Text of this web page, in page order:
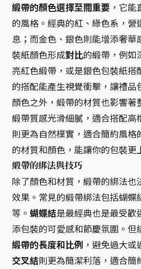
緞帶的顏色選擇至關重要 ，它
的風格。經典的紅、綠色系，營
息；而金色、銀色則能增添奢華
裝紙顏色形成對比的緞帶，例如
亮紅色緞帶，或是銀色包裝紙搭
的搭配能產生視覺衝擊，讓禮品
顏色之外，緞帶的材質也影響著
緞帶質感光滑細膩，適合搭配高
則更為自然樸實，適合簡約風格
的材質和顏色，能讓你的包裝更
緞帶的綁法與技巧
除了顏色和材質，緞帶的綁法也
效果。常見的緞帶綁法包括蝴蝶
等。 蝴蝶結是最經典也是最受歡
添包裝的可愛感和節慶氛圍。但
緞帶的長度和比例 ，避免過大或
交叉結則更為簡潔利落，適合簡